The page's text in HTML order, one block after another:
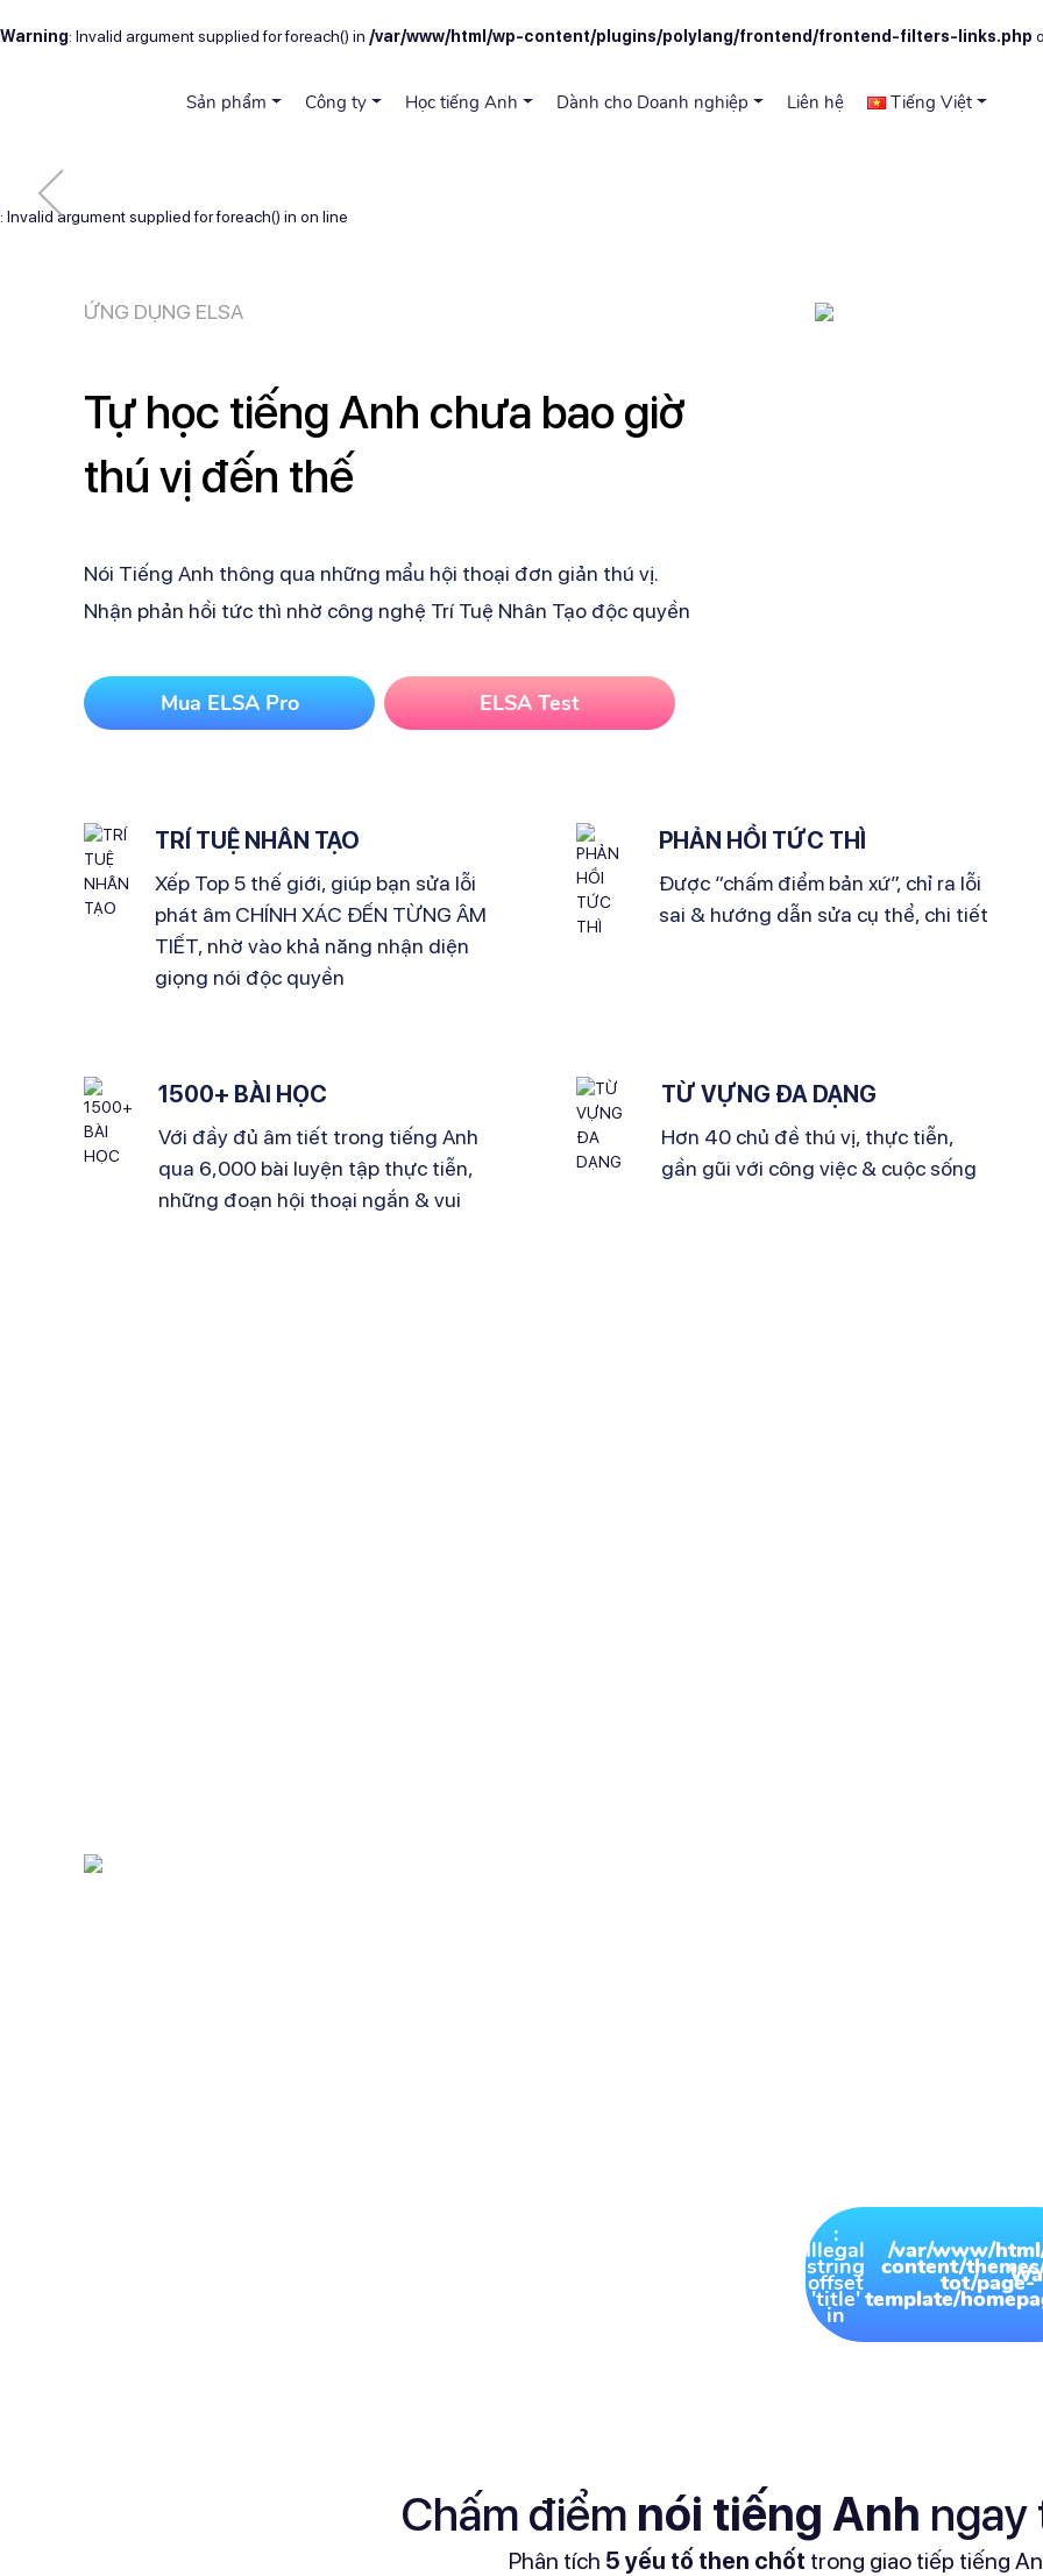
Warning: Invalid argument supplied for foreach() in /var/www/html/wp-content/plugins/polylang/frontend/frontend-filters-links.php
Sản phẩm Công ty Học tiếng Anh Dành cho Doanh nghiệp Liên hệ Tiếng Việt
: Invalid argument supplied for foreach() in on line
ỨNG DỤNG ELSA
Tự học tiếng Anh chưa bao giờ
thú vị đến thế
Nói Tiếng Anh thông qua những mẩu hội thoại đơn giản thú vị.
Nhận phản hồi tức thì nhờ công nghệ Trí Tuệ Nhân Tạo độc quyền
Mua ELSA Pro ELSA Test
TRÍ TUỆ NHÂN TẠO
Xếp Top 5 thế giới, giúp bạn sửa lỗi
phát âm CHÍNH XÁC ĐẾN TỪNG ÂM
TIẾT, nhờ vào khả năng nhận diện
giọng nói độc quyền
PHẢN HỒI TỨC THÌ
Được “chấm điểm bản xứ”, chỉ ra lỗi
sai & hướng dẫn sửa cụ thể, chi tiết
1500+ BÀI HỌC
Với đầy đủ âm tiết trong tiếng Anh
qua 6,000 bài luyện tập thực tiễn,
những đoạn hội thoại ngắn & vui
TỪ VỰNG ĐA DẠNG
Hơn 40 chủ đề thú vị, thực tiễn,
gần gũi với công việc & cuộc sống
:
Illegal
string
offset
'title'
in
/var/www/
content/
tot/page-
template/
Chấm điểm nói tiếng Anh ngay
Phân tích 5 yếu tố then chốt trong giao tiếp tiếng